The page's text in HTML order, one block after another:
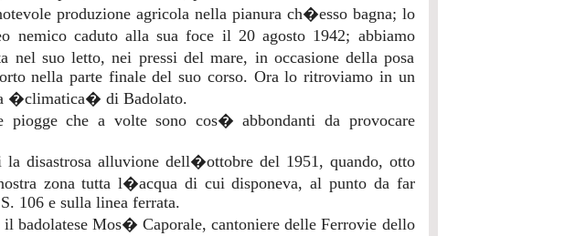
produzione agricola nella pianura ch�esso bagna; lo
nemico caduto alla sua foce il 20 agosto 1942; abbiamo
nel suo letto, nei pressi del mare, in occasione della posa
nella parte finale del suo corso. Ora lo ritroviamo in un
�climatica� di Badolato.
che a volte sono cos� abbondanti da provocare
disastrosa alluvione dell�ottobre del 1951, quando, otto
zona tutta l�acqua di cui disponeva, al punto da far
106 e sulla linea ferrata.
badolatese Mos� Caporale, cantoniere delle Ferrovie dello